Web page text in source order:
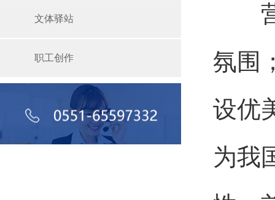
文体驿站
职工创作
营
氛围
设优
为我